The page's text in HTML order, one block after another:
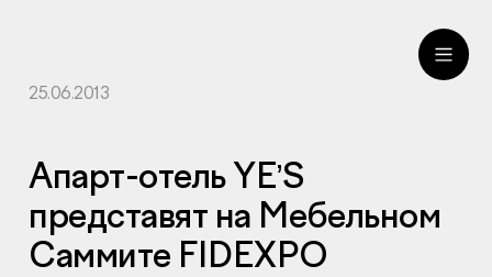
25.06.2013
Апарт-отель YE’S
представят на Мебельном
Саммите FIDEXPO